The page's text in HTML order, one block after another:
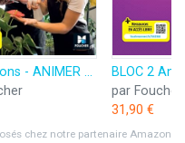
Connexions - ANIMER et gérer l'espace commercial - Bloc 4A - 1re-Tle Bac Pro - 2024 - Livre élève
par Foucher
31,90 €
chez notre partenaire Amazon